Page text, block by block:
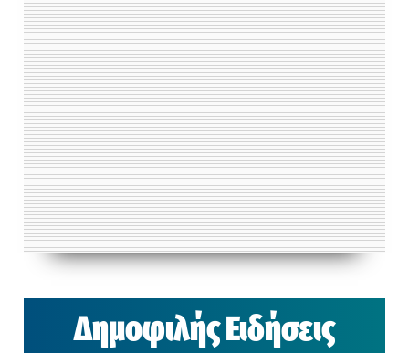
Δημοφιλής Ειδήσεις